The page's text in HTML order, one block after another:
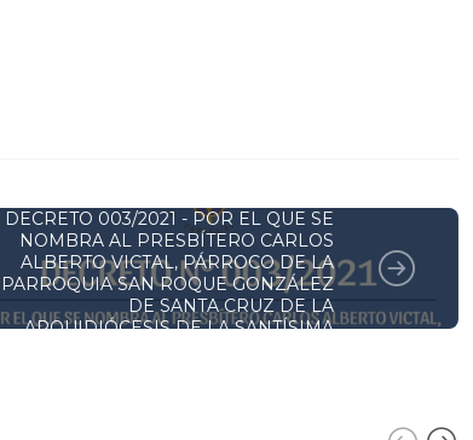
DECRETO 003/2021 - POR EL QUE SE
NOMBRA AL PRESBÍTERO CARLOS
ALBERTO VICTAL, PÁRROCO DE LA
PARROQUIA SAN ROQUE GONZÁLEZ
DE SANTA CRUZ DE LA
ARQUIDIÓCESIS DE LA SANTÍSIMA